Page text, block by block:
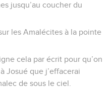
jusqu’au coucher du
les Amalécites à la pointe
cela par écrit pour qu’on
Josué que j’effacerai
de sous le ciel.